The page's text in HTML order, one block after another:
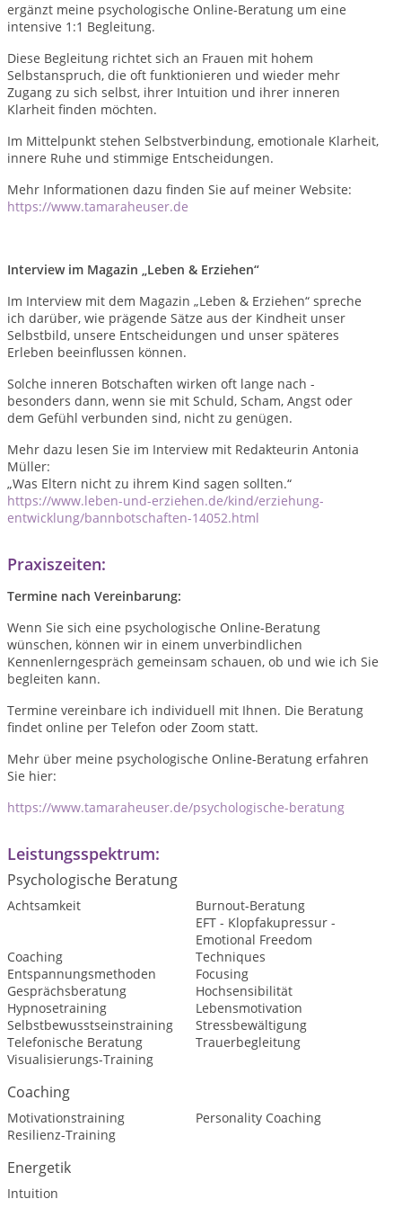
ergänzt meine psychologische Online-Beratung um eine
intensive 1:1 Begleitung.
Diese Begleitung richtet sich an Frauen mit hohem
Selbstanspruch, die oft funktionieren und wieder mehr
Zugang zu sich selbst, ihrer Intuition und ihrer inneren
Klarheit finden möchten.
Im Mittelpunkt stehen Selbstverbindung, emotionale Klarheit,
innere Ruhe und stimmige Entscheidungen.
Mehr Informationen dazu finden Sie auf meiner Website:
https://www.tamaraheuser.de
Interview im Magazin „Leben & Erziehen“
Im Interview mit dem Magazin „Leben & Erziehen“ spreche
ich darüber, wie prägende Sätze aus der Kindheit unser
Selbstbild, unsere Entscheidungen und unser späteres
Erleben beeinflussen können.
Solche inneren Botschaften wirken oft lange nach -
besonders dann, wenn sie mit Schuld, Scham, Angst oder
dem Gefühl verbunden sind, nicht zu genügen.
Mehr dazu lesen Sie im Interview mit Redakteurin Antonia
Müller:
„Was Eltern nicht zu ihrem Kind sagen sollten.“
https://www.leben-und-erziehen.de/kind/erziehung-
entwicklung/bannbotschaften-14052.html
Praxiszeiten:
Termine nach Vereinbarung:
Wenn Sie sich eine psychologische Online-Beratung
wünschen, können wir in einem unverbindlichen
Kennenlerngespräch gemeinsam schauen, ob und wie ich Sie
begleiten kann.
Termine vereinbare ich individuell mit Ihnen. Die Beratung
findet online per Telefon oder Zoom statt.
Mehr über meine psychologische Online-Beratung erfahren
Sie hier:
https://www.tamaraheuser.de/psychologische-beratung
Leistungsspektrum:
Psychologische Beratung
Achtsamkeit Burnout-Beratung
Coaching
EFT - Klopfakupressur -
Emotional Freedom
Techniques
Entspannungsmethoden
Focusing
Gesprächsberatung
Hochsensibilität
Hypnosetraining
Lebensmotivation
Selbstbewusstseinstraining
Stressbewältigung
Telefonische Beratung
Trauerbegleitung
Visualisierungs-Training
Coaching
Motivationstraining
Personality Coaching
Resilienz-Training
Energetik
Intuition